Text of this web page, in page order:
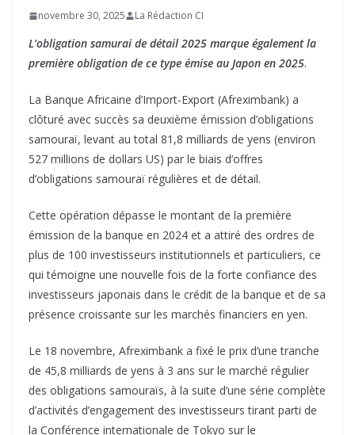
novembre 30, 2025 La Rédaction CI
L’obligation samurai de détail 2025 marque également la
première obligation de ce type émise au Japon en 2025.
La Banque Africaine d’Import-Export (Afreximbank) a
clôturé avec succès sa deuxième émission d’obligations
samouraï, levant au total 81,8 milliards de yens (environ
527 millions de dollars US) par le biais d’offres
d’obligations samouraï régulières et de détail.
Cette opération dépasse le montant de la première
émission de la banque en 2024 et a attiré des ordres de
plus de 100 investisseurs institutionnels et particuliers, ce
qui témoigne une nouvelle fois de la forte confiance des
investisseurs japonais dans le crédit de la banque et de sa
présence croissante sur les marchés financiers en yen.
Le 18 novembre, Afreximbank a fixé le prix d’une tranche
de 45,8 milliards de yens à 3 ans sur le marché régulier
des obligations samouraïs, à la suite d’une série complète
d’activités d’engagement des investisseurs tirant parti de
la Conférence internationale de Tokyo sur le